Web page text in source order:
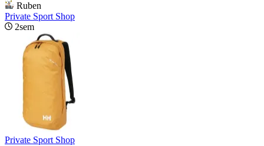
Ruben
Private Sport Shop
2sem
Private Sport Shop